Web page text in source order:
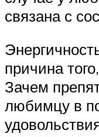
связана с
причина
Зачем
любимцу в